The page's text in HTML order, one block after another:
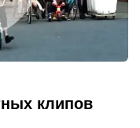
клипов